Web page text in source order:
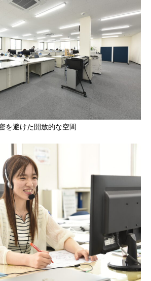
を避けた開放的な空間